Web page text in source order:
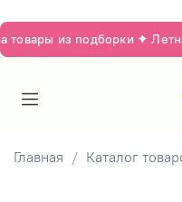
из подборки ✦
Главная Каталог